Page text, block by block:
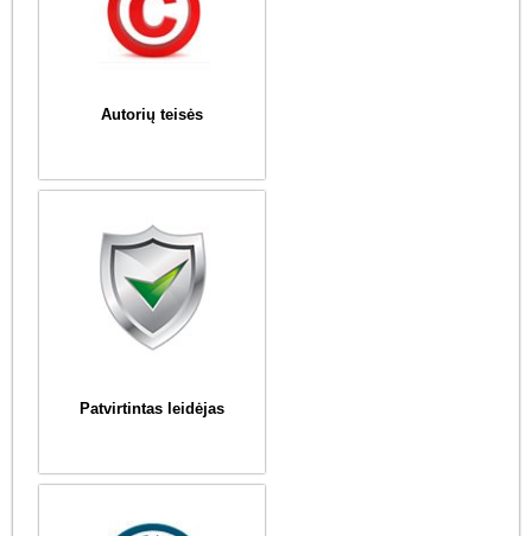
Autorių teisės
Patvirtintas leidėjas